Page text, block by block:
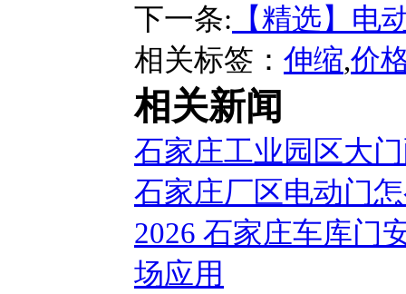
下一条: 【精选】电
相关标签： 伸缩,价
相关新闻
石家庄工业园区大
石家庄厂区电动门
2026 石家庄车库门
场应用